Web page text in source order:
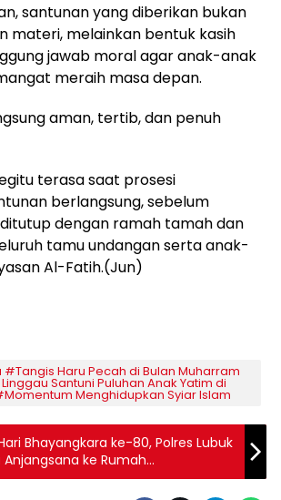
santunan yang diberikan bukan
materi, melainkan bentuk kasih
jawab moral agar anak-anak
meraih masa depan.
aman, tertib, dan penuh
terasa saat prosesi
berlangsung, sebelum
dengan ramah tamah dan
tamu undangan serta anak-
Al-Fatih.(Jun)
Haru Pecah di Bulan Muharram
Santuni Puluhan Anak Yatim di
Menghidupkan Syiar Islam
Bhayangkara ke-80, Polres Lubuk
Anjangsana ke Rumah
dan Warakawuri